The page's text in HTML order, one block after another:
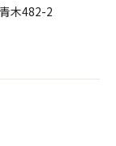
木482-2